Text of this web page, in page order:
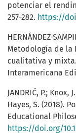
potenciar el
257-282. https://
HERNÁNDEZ-
Metodología de la
cualitativa y mixta.
Interamericana
JANDRIĆ, P.; Knox,
Hayes, S. (2018).
Educational
https://doi.org/